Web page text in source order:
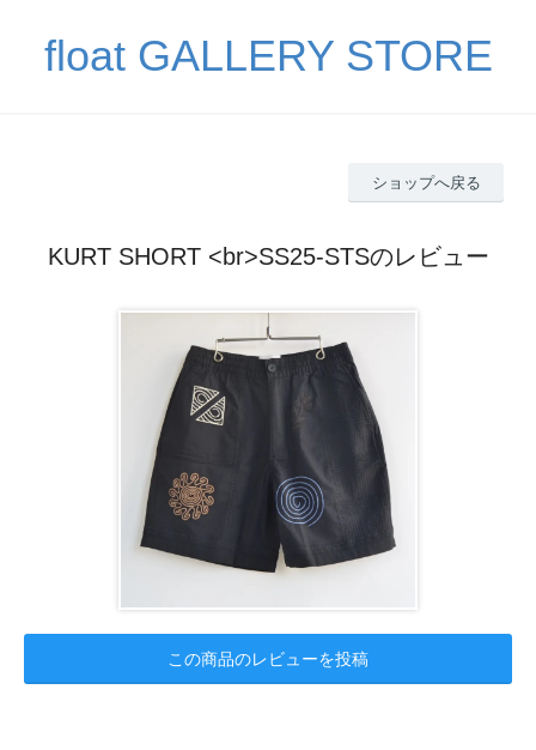
float GALLERY STORE
ショップへ戻る
KURT SHORT <br>SS25-STSのレビュー
この商品のレビューを投稿